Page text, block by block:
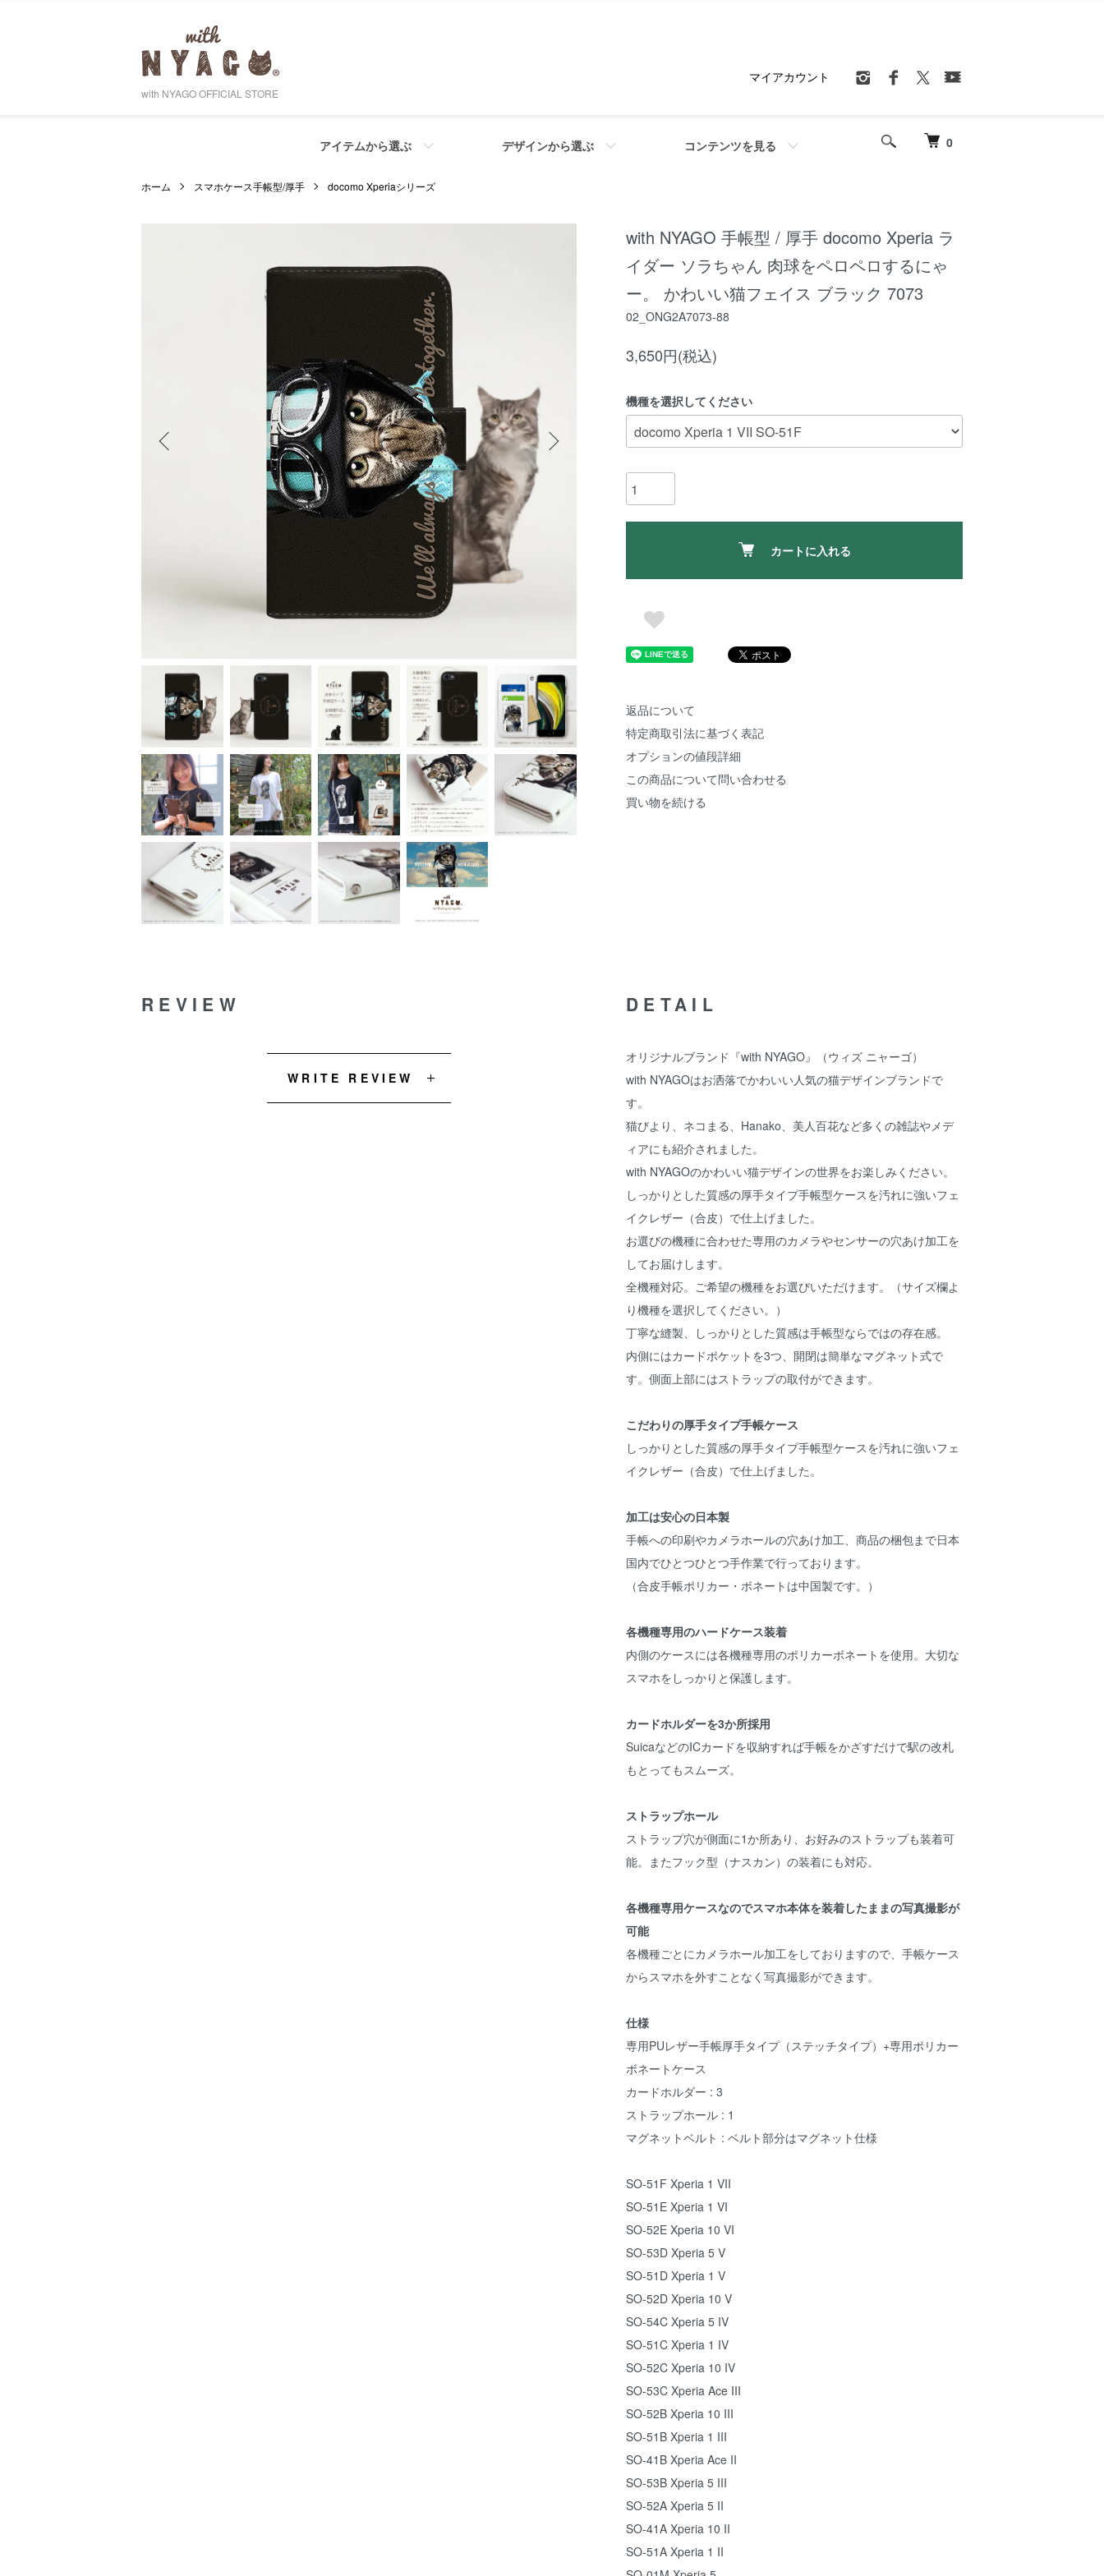
with NYAGO OFFICIAL STORE
0
アイテムから選ぶ デザインから選ぶ コンテンツを見る
マイアカウント
ホーム スマホケース手帳型/厚手 docomo Xperiaシリーズ
with NYAGO 手帳型 / 厚手 docomo Xperia ラ
イダー ソラちゃん 肉球をペロペロするにゃ
ー。 かわいい猫フェイス ブラック 7073
02_ONG2A7073-88
3,650円(税込)
機種を選択してください
カートに入れる
返品について
特定商取引法に基づく表記
オプションの値段詳細
この商品について問い合わせる
買い物を続ける
DETAIL
オリジナルブランド『with NYAGO』（ウィズ ニャーゴ）
with NYAGOはお洒落でかわいい人気の猫デザインブランドで
す。
猫びより、ネコまる、Hanako、美人百花など多くの雑誌やメデ
ィアにも紹介されました。
with NYAGOのかわいい猫デザインの世界をお楽しみください。
しっかりとした質感の厚手タイプ手帳型ケースを汚れに強いフェ
イクレザー（合皮）で仕上げました。
お選びの機種に合わせた専用のカメラやセンサーの穴あけ加工を
してお届けします。
全機種対応。ご希望の機種をお選びいただけます。（サイズ欄よ
り機種を選択してください。）
丁寧な縫製、しっかりとした質感は手帳型ならではの存在感。
内側にはカードポケットを3つ、開閉は簡単なマグネット式で
す。側面上部にはストラップの取付ができます。
こだわりの厚手タイプ手帳ケース
しっかりとした質感の厚手タイプ手帳型ケースを汚れに強いフェ
イクレザー（合皮）で仕上げました。
加工は安心の日本製
手帳への印刷やカメラホールの穴あけ加工、商品の梱包まで日本
国内でひとつひとつ手作業で行っております。
（合皮手帳ポリカー・ボネートは中国製です。）
各機種専用のハードケース装着
内側のケースには各機種専用のポリカーボネートを使用。大切な
スマホをしっかりと保護します。
カードホルダーを3か所採用
SuicaなどのICカードを収納すれば手帳をかざすだけで駅の改札
もとってもスムーズ。
ストラップホール
ストラップ穴が側面に1か所あり、お好みのストラップも装着可
能。またフック型（ナスカン）の装着にも対応。
各機種専用ケースなのでスマホ本体を装着したままの写真撮影が
可能
各機種ごとにカメラホール加工をしておりますので、手帳ケース
からスマホを外すことなく写真撮影ができます。
仕様
専用PUレザー手帳厚手タイプ（ステッチタイプ）+専用ポリカー
ボネートケース
カードホルダー : 3
ストラップホール : 1
マグネットベルト : ベルト部分はマグネット仕様
SO-51F Xperia 1 VII
SO-51E Xperia 1 VI
SO-52E Xperia 10 VI
SO-53D Xperia 5 V
SO-51D Xperia 1 V
SO-52D Xperia 10 V
SO-54C Xperia 5 IV
SO-51C Xperia 1 IV
SO-52C Xperia 10 IV
SO-53C Xperia Ace III
SO-52B Xperia 10 III
SO-51B Xperia 1 III
SO-41B Xperia Ace II
SO-53B Xperia 5 III
SO-52A Xperia 5 II
SO-41A Xperia 10 II
SO-51A Xperia 1 II
REVIEW
WRITE REVIEW